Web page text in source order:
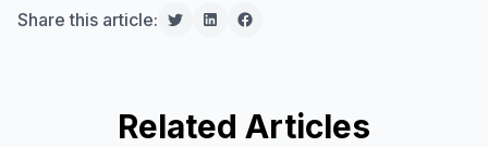
Share this article:
Related Articles